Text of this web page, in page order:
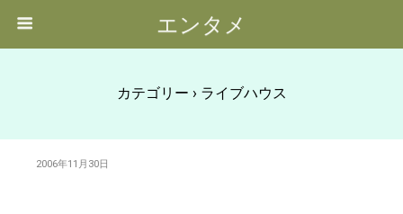
エンタメ
カテゴリー › ライブハウス
2006年11月30日